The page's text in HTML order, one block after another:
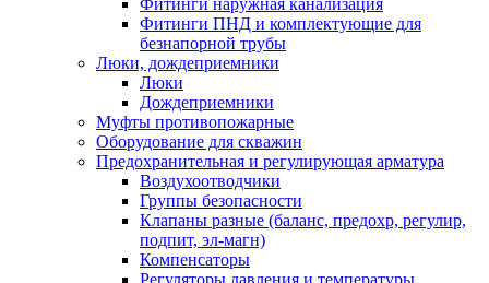
Фитинги наружная канализация
Фитинги ПНД и комплектующие для
безнапорной трубы
Люки, дождеприемники
Люки
Дождеприемники
Муфты противопожарные
Оборудование для скважин
Предохранительная и регулирующая арматура
Воздухоотводчики
Группы безопасности
Клапаны разные (баланс, предохр, регулир,
подпит, эл-магн)
Компенсаторы
Регуляторы давления и температуры